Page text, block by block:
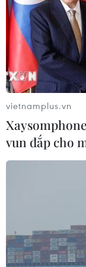
Tết Đinh Mùi
05/08/2026 10:58
Phó Tổng Biên
Sở hữu trí tuệ
vietnamplus.vn
vun đắp cho